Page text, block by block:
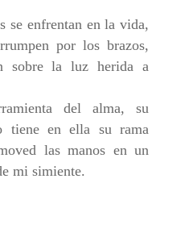
se enfrentan en la vida,
por los brazos,
sobre la luz herida a
del alma, su
tiene en ella su rama
las manos en un
mi simiente.